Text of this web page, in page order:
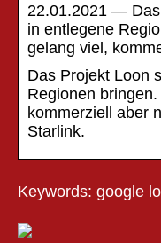
22.01.2021 —
in entlegene
gelang viel,
Das Projekt Loon
Regionen
kommerziell aber
Starlink.
Keywords: google